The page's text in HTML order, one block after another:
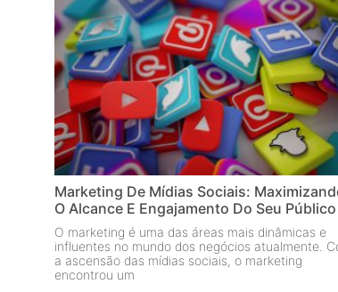
Marketing De Mídias Sociais:
O Alcance E Engajamento Do Seu Público
O marketing é uma das áreas mais dinâmicas e
influentes no mundo dos negócios atualmente.
a ascensão das mídias sociais, o marketing
encontrou um